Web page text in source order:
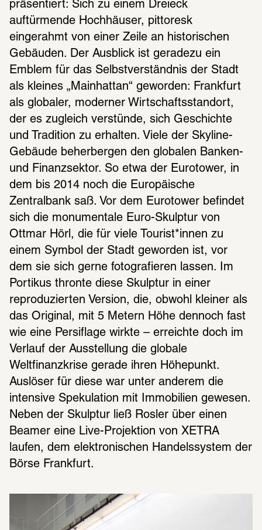
präsentiert: Sich zu einem Dreieck
auftürmende Hochhäuser, pittoresk
eingerahmt von einer Zeile an historischen
Gebäuden. Der Ausblick ist geradezu ein
Emblem für das Selbstverständnis der Stadt
als kleines „Mainhattan“ geworden: Frankfurt
als globaler, moderner Wirtschaftsstandort,
der es zugleich verstünde, sich Geschichte
und Tradition zu erhalten. Viele der Skyline-
Gebäude beherbergen den globalen Banken-
und Finanzsektor. So etwa der Eurotower, in
dem bis 2014 noch die Europäische
Zentralbank saß. Vor dem Eurotower befindet
sich die monumentale Euro-Skulptur von
Ottmar Hörl, die für viele Tourist*innen zu
einem Symbol der Stadt geworden ist, vor
dem sie sich gerne fotografieren lassen. Im
Portikus thronte diese Skulptur in einer
reproduzierten Version, die, obwohl kleiner als
das Original, mit 5 Metern Höhe dennoch fast
wie eine Persiflage wirkte – erreichte doch im
Verlauf der Ausstellung die globale
Weltfinanzkrise gerade ihren Höhepunkt.
Auslöser für diese war unter anderem die
intensive Spekulation mit Immobilien gewesen.
Neben der Skulptur ließ Rosler über einen
Beamer eine Live-Projektion von XETRA
laufen, dem elektronischen Handelssystem der
Börse Frankfurt.